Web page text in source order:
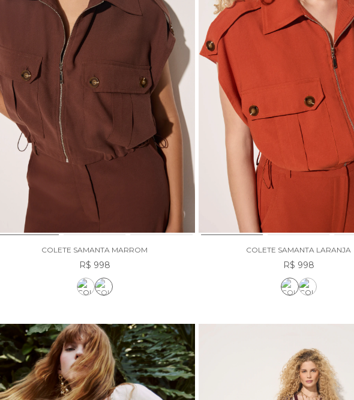
COLETE SAMANTA MARROM
R$ 998
COLETE SAMANTA LARANJA
R$ 998